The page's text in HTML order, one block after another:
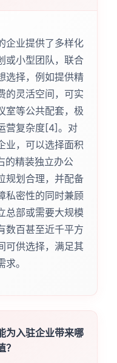
企业提供了多样化
或小型团队，联合
选择，例如提供精
的灵活空间，可实
室等公共配套，极
营复杂度[4]。对
业，可以选择面积
的精装独立办公
规划合理，并配备
私密性的同时兼顾
总部或需要大规模
数百甚至近千平方
可供选择，满足其
。
为入驻企业带来哪